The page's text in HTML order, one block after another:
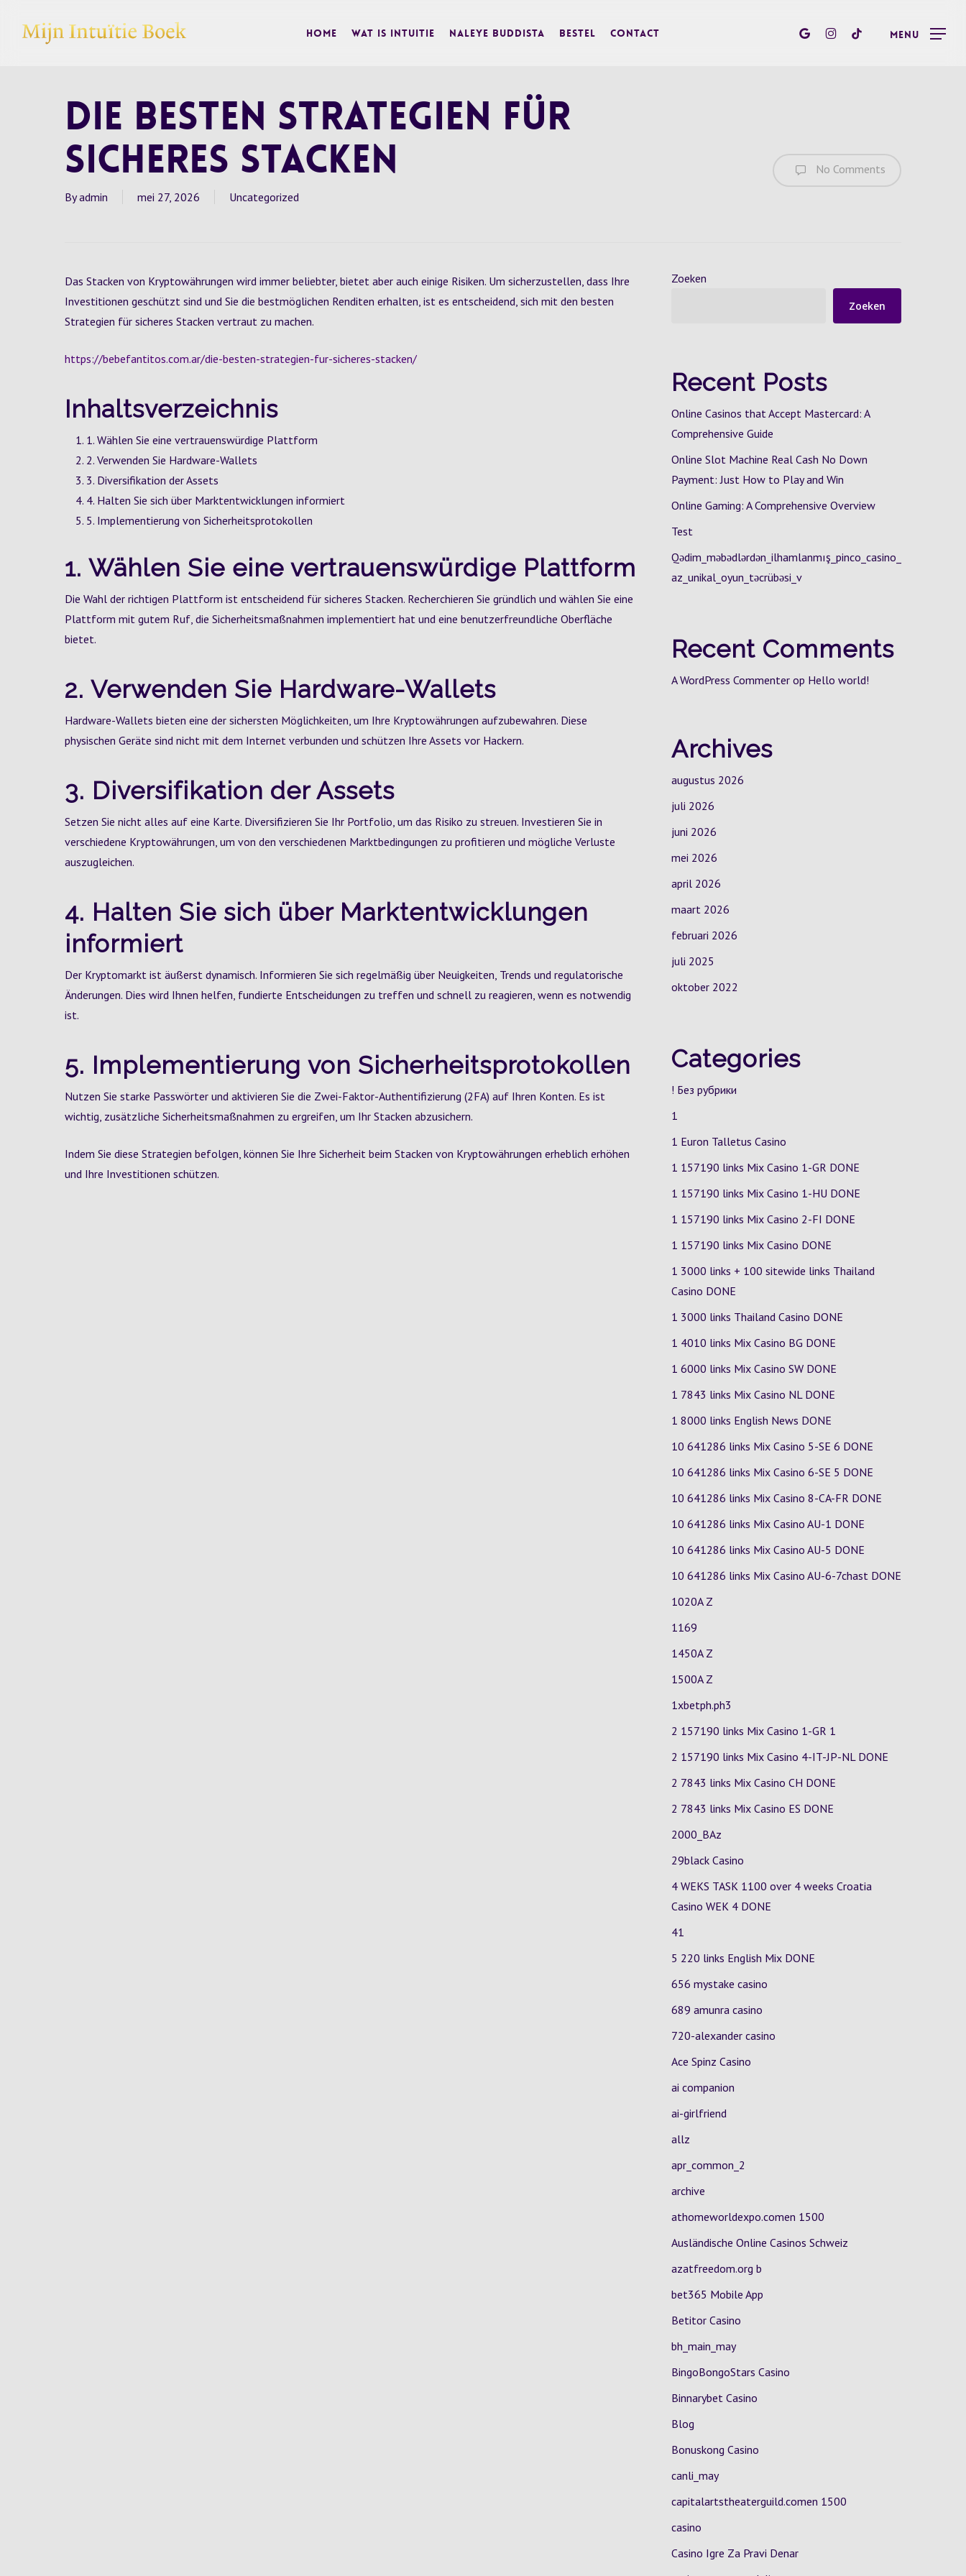
Home Wat is Intuitie Naleye Buddista BESTEL Contact
google-instagram
tiktok Menu
Die besten Strategien für
sicheres Stacken
By admin mei 27, 2026 Uncategorized
No Comments
Das Stacken von Kryptowährungen wird immer beliebter, bietet aber auch einige Risiken. Um sicherzustellen, dass Ihre
Investitionen geschützt sind und Sie die bestmöglichen Renditen erhalten, ist es entscheidend, sich mit den besten
Strategien für sicheres Stacken vertraut zu machen.
https://bebefantitos.com.ar/die-besten-strategien-fur-sicheres-stacken/
Inhaltsverzeichnis
1. Wählen Sie eine vertrauenswürdige Plattform
2. Verwenden Sie Hardware-Wallets
3. Diversifikation der Assets
4. Halten Sie sich über Marktentwicklungen informiert
5. Implementierung von Sicherheitsprotokollen
1. Wählen Sie eine vertrauenswürdige Plattform
Die Wahl der richtigen Plattform ist entscheidend für sicheres Stacken. Recherchieren Sie gründlich und wählen Sie eine
Plattform mit gutem Ruf, die Sicherheitsmaßnahmen implementiert hat und eine benutzerfreundliche Oberfläche
bietet.
2. Verwenden Sie Hardware-Wallets
Hardware-Wallets bieten eine der sichersten Möglichkeiten, um Ihre Kryptowährungen aufzubewahren. Diese
physischen Geräte sind nicht mit dem Internet verbunden und schützen Ihre Assets vor Hackern.
3. Diversifikation der Assets
Setzen Sie nicht alles auf eine Karte. Diversifizieren Sie Ihr Portfolio, um das Risiko zu streuen. Investieren Sie in
verschiedene Kryptowährungen, um von den verschiedenen Marktbedingungen zu profitieren und mögliche Verluste
auszugleichen.
4. Halten Sie sich über Marktentwicklungen
informiert
Der Kryptomarkt ist äußerst dynamisch. Informieren Sie sich regelmäßig über Neuigkeiten, Trends und regulatorische
Änderungen. Dies wird Ihnen helfen, fundierte Entscheidungen zu treffen und schnell zu reagieren, wenn es notwendig
ist.
5. Implementierung von Sicherheitsprotokollen
Nutzen Sie starke Passwörter und aktivieren Sie die Zwei-Faktor-Authentifizierung (2FA) auf Ihren Konten. Es ist
wichtig, zusätzliche Sicherheitsmaßnahmen zu ergreifen, um Ihr Stacken abzusichern.
Indem Sie diese Strategien befolgen, können Sie Ihre Sicherheit beim Stacken von Kryptowährungen erheblich erhöhen
und Ihre Investitionen schützen.
Zoeken
Zoeken
Recent Posts
Online Casinos that Accept Mastercard: A
Comprehensive Guide
Online Slot Machine Real Cash No Down
Payment: Just How to Play and Win
Online Gaming: A Comprehensive Overview
Test
Qədim_məbədlərdən_ilhamlanmış_pinco_casino_
az_unikal_oyun_təcrübəsi_v
Recent Comments
A WordPress Commenterop Hello world!
Archives
augustus 2026
juli 2026
juni 2026
mei 2026
april 2026
maart 2026
februari 2026
juli 2025
oktober 2022
Categories
! Без рубрики
1
1 Euron Talletus Casino
1 157190 links Mix Casino 1-GR DONE
1 157190 links Mix Casino 1-HU DONE
1 157190 links Mix Casino 2-FI DONE
1 157190 links Mix Casino DONE
1 3000 links + 100 sitewide links Thailand
Casino DONE
1 3000 links Thailand Casino DONE
1 4010 links Mix Casino BG DONE
1 6000 links Mix Casino SW DONE
1 7843 links Mix Casino NL DONE
1 8000 links English News DONE
10 641286 links Mix Casino 5-SE 6 DONE
10 641286 links Mix Casino 6-SE 5 DONE
10 641286 links Mix Casino 8-CA-FR DONE
10 641286 links Mix Casino AU-1 DONE
10 641286 links Mix Casino AU-5 DONE
10 641286 links Mix Casino AU-6-7chast DONE
1020A Z
1169
1450A Z
1500A Z
1xbetph.ph3
2 157190 links Mix Casino 1-GR 1
2 157190 links Mix Casino 4-IT-JP-NL DONE
2 7843 links Mix Casino CH DONE
2 7843 links Mix Casino ES DONE
2000_BAz
29black Casino
4 WEKS TASK 1100 over 4 weeks Croatia
Casino WEK 4 DONE
41
5 220 links English Mix DONE
656 mystake casino
689 amunra casino
720-alexander casino
Ace Spinz Casino
ai companion
ai-girlfriend
allz
apr_common_2
archive
athomeworldexpo.comen 1500
Ausländische Online Casinos Schweiz
azatfreedom.org b
bet365 Mobile App
Betitor Casino
bh_main_may
BingoBongoStars Casino
Binnarybet Casino
Blog
Bonuskong Casino
canli_may
capitalartstheaterguild.comen 1500
casino
Casino Igre Za Pravi Denar